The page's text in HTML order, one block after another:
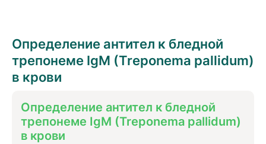
Определение антител к бледной
трепонеме IgM (Treponema pallidum)
в крови
Определение антител к бледной
трепонеме IgM (Treponema pallidum)
в крови